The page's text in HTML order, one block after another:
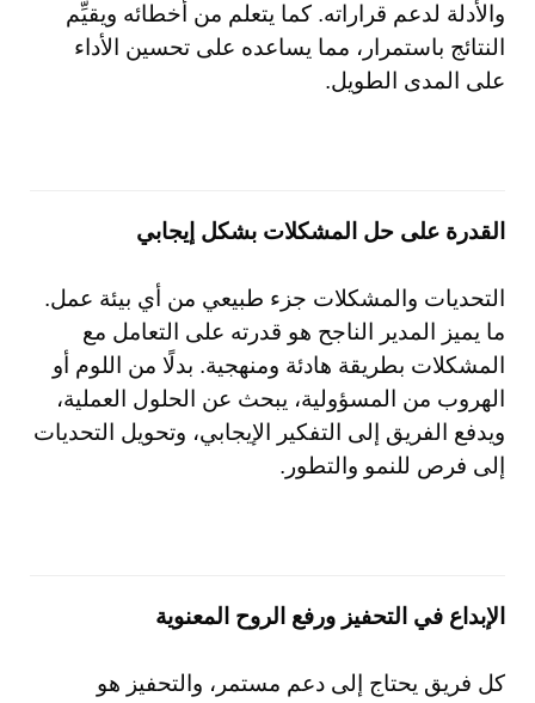
والأدلة لدعم قراراته. كما يتعلم من أخطائه ويقيِّم
النتائج باستمرار، مما يساعده على تحسين الأداء
على المدى الطويل.
القدرة على حل المشكلات بشكل إيجابي
التحديات والمشكلات جزء طبيعي من أي بيئة عمل.
ما يميز المدير الناجح هو قدرته على التعامل مع
المشكلات بطريقة هادئة ومنهجية. بدلًا من اللوم أو
الهروب من المسؤولية، يبحث عن الحلول العملية،
ويدفع الفريق إلى التفكير الإيجابي، وتحويل التحديات
إلى فرص للنمو والتطور.
الإبداع في التحفيز ورفع الروح المعنوية
كل فريق يحتاج إلى دعم مستمر، والتحفيز هو